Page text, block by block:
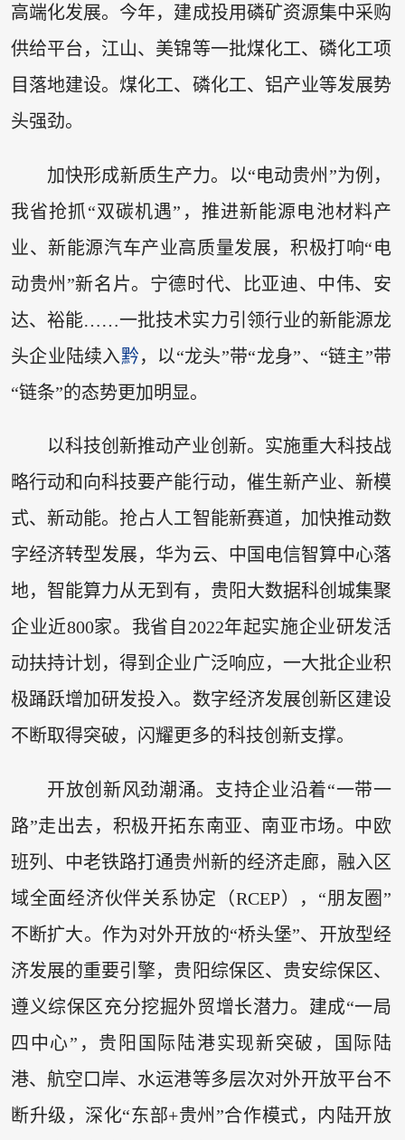
高端化发展。今年，建成投用磷矿资源集中采购
供给平台，江山、美锦等一批煤化工、磷化工项
目落地建设。煤化工、磷化工、铝产业等发展势
头强劲。
加快形成新质生产力。以“电动贵州”为例，
我省抢抓“双碳机遇”，推进新能源电池材料产
业、新能源汽车产业高质量发展，积极打响“电
动贵州”新名片。宁德时代、比亚迪、中伟、安
达、裕能……一批技术实力引领行业的新能源龙
头企业陆续入黔，以“龙头”带“龙身”、“链主”带
“链条”的态势更加明显。
以科技创新推动产业创新。实施重大科技战
略行动和向科技要产能行动，催生新产业、新模
式、新动能。抢占人工智能新赛道，加快推动数
字经济转型发展，华为云、中国电信智算中心落
地，智能算力从无到有，贵阳大数据科创城集聚
企业近800家。我省自2022年起实施企业研发活
动扶持计划，得到企业广泛响应，一大批企业积
极踊跃增加研发投入。数字经济发展创新区建设
不断取得突破，闪耀更多的科技创新支撑。
开放创新风劲潮涌。支持企业沿着“一带一
路”走出去，积极开拓东南亚、南亚市场。中欧
班列、中老铁路打通贵州新的经济走廊，融入区
域全面经济伙伴关系协定（RCEP），“朋友圈”
不断扩大。作为对外开放的“桥头堡”、开放型经
济发展的重要引擎，贵阳综保区、贵安综保区、
遵义综保区充分挖掘外贸增长潜力。建成“一局
四中心”，贵阳国际陆港实现新突破，国际陆
港、航空口岸、水运港等多层次对外开放平台不
断升级，深化“东部+贵州”合作模式，内陆开放